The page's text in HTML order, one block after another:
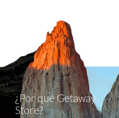
¿Por qué Getaway
Store?